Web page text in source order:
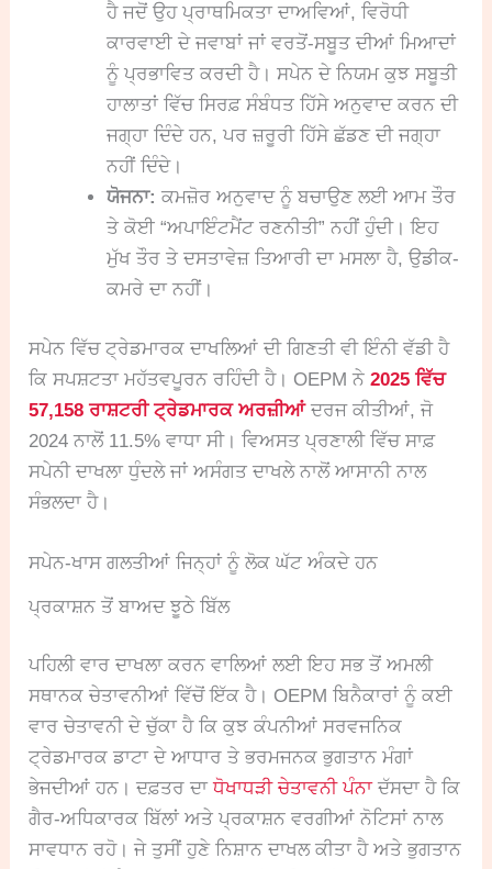
ਹੈ ਜਦੋਂ ਉਹ ਪ੍ਰਾਥਮਿਕਤਾ ਦਾਅਵਿਆਂ, ਵਿਰੋਧੀ
ਕਾਰਵਾਈ ਦੇ ਜਵਾਬਾਂ ਜਾਂ ਵਰਤੋਂ-ਸਬੂਤ ਦੀਆਂ ਮਿਆਦਾਂ
ਨੂੰ ਪ੍ਰਭਾਵਿਤ ਕਰਦੀ ਹੈ। ਸਪੇਨ ਦੇ ਨਿਯਮ ਕੁਝ ਸਬੂਤੀ
ਹਾਲਾਤਾਂ ਵਿੱਚ ਸਿਰਫ਼ ਸੰਬੰਧਤ ਹਿੱਸੇ ਅਨੁਵਾਦ ਕਰਨ ਦੀ
ਜਗ੍ਹਾ ਦਿੰਦੇ ਹਨ, ਪਰ ਜ਼ਰੂਰੀ ਹਿੱਸੇ ਛੱਡਣ ਦੀ ਜਗ੍ਹਾ
ਨਹੀਂ ਦਿੰਦੇ।
ਯੋਜਨਾ: ਕਮਜ਼ੋਰ ਅਨੁਵਾਦ ਨੂੰ ਬਚਾਉਣ ਲਈ ਆਮ ਤੌਰ
ਤੇ ਕੋਈ “ਅਪਾਇੰਟਮੈਂਟ ਰਣਨੀਤੀ” ਨਹੀਂ ਹੁੰਦੀ। ਇਹ
ਮੁੱਖ ਤੌਰ ਤੇ ਦਸਤਾਵੇਜ਼ ਤਿਆਰੀ ਦਾ ਮਸਲਾ ਹੈ, ਉਡੀਕ-
ਕਮਰੇ ਦਾ ਨਹੀਂ।
ਸਪੇਨ ਵਿੱਚ ਟ੍ਰੇਡਮਾਰਕ ਦਾਖਲਿਆਂ ਦੀ ਗਿਣਤੀ ਵੀ ਇੰਨੀ ਵੱਡੀ ਹੈ
ਕਿ ਸਪਸ਼ਟਤਾ ਮਹੱਤਵਪੂਰਨ ਰਹਿੰਦੀ ਹੈ। OEPM ਨੇ2025 ਵਿੱਚ
57,158 ਰਾਸ਼ਟਰੀ ਟ੍ਰੇਡਮਾਰਕ ਅਰਜ਼ੀਆਂਦਰਜ ਕੀਤੀਆਂ, ਜੋ
2024 ਨਾਲੋਂ 11.5% ਵਾਧਾ ਸੀ। ਵਿਅਸਤ ਪ੍ਰਣਾਲੀ ਵਿੱਚ ਸਾਫ਼
ਸਪੇਨੀ ਦਾਖਲਾ ਧੁੰਦਲੇ ਜਾਂ ਅਸੰਗਤ ਦਾਖਲੇ ਨਾਲੋਂ ਆਸਾਨੀ ਨਾਲ
ਸੰਭਲਦਾ ਹੈ।
ਸਪੇਨ-ਖਾਸ ਗਲਤੀਆਂ ਜਿਨ੍ਹਾਂ ਨੂੰ ਲੋਕ ਘੱਟ ਅੰਕਦੇ ਹਨ
ਪ੍ਰਕਾਸ਼ਨ ਤੋਂ ਬਾਅਦ ਝੂਠੇ ਬਿੱਲ
ਪਹਿਲੀ ਵਾਰ ਦਾਖਲਾ ਕਰਨ ਵਾਲਿਆਂ ਲਈ ਇਹ ਸਭ ਤੋਂ ਅਮਲੀ
ਸਥਾਨਕ ਚੇਤਾਵਨੀਆਂ ਵਿੱਚੋਂ ਇੱਕ ਹੈ। OEPM ਬਿਨੈਕਾਰਾਂ ਨੂੰ ਕਈ
ਵਾਰ ਚੇਤਾਵਨੀ ਦੇ ਚੁੱਕਾ ਹੈ ਕਿ ਕੁਝ ਕੰਪਨੀਆਂ ਸਰਵਜਨਿਕ
ਟ੍ਰੇਡਮਾਰਕ ਡਾਟਾ ਦੇ ਆਧਾਰ ਤੇ ਭਰਮਜਨਕ ਭੁਗਤਾਨ ਮੰਗਾਂ
ਭੇਜਦੀਆਂ ਹਨ। ਦਫ਼ਤਰ ਦਾਧੋਖਾਧੜੀ ਚੇਤਾਵਨੀ ਪੰਨਾਦੱਸਦਾ ਹੈ ਕਿ
ਗੈਰ-ਅਧਿਕਾਰਕ ਬਿੱਲਾਂ ਅਤੇ ਪ੍ਰਕਾਸ਼ਨ ਵਰਗੀਆਂ ਨੋਟਿਸਾਂ ਨਾਲ
ਸਾਵਧਾਨ ਰਹੋ। ਜੇ ਤੁਸੀਂ ਹੁਣੇ ਨਿਸ਼ਾਨ ਦਾਖਲ ਕੀਤਾ ਹੈ ਅਤੇ ਭੁਗਤਾਨ